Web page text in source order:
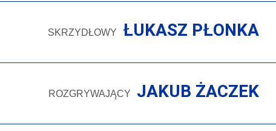
SKRZYDŁOWY ŁUKASZ PŁONKA
ROZGRYWAJĄCY JAKUB ŻACZEK